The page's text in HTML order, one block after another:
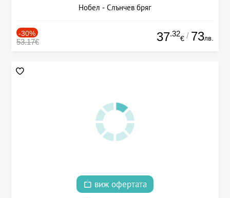
Нобел - Слънчев бряг
-30%
53.17€ 37.32
€ / 73лв.
виж офертата